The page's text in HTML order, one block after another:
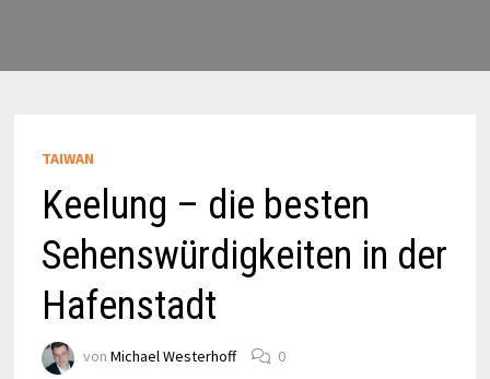
TAIWAN
Keelung – die besten
Sehenswürdigkeiten in der
Hafenstadt
von Michael Westerhoff 0